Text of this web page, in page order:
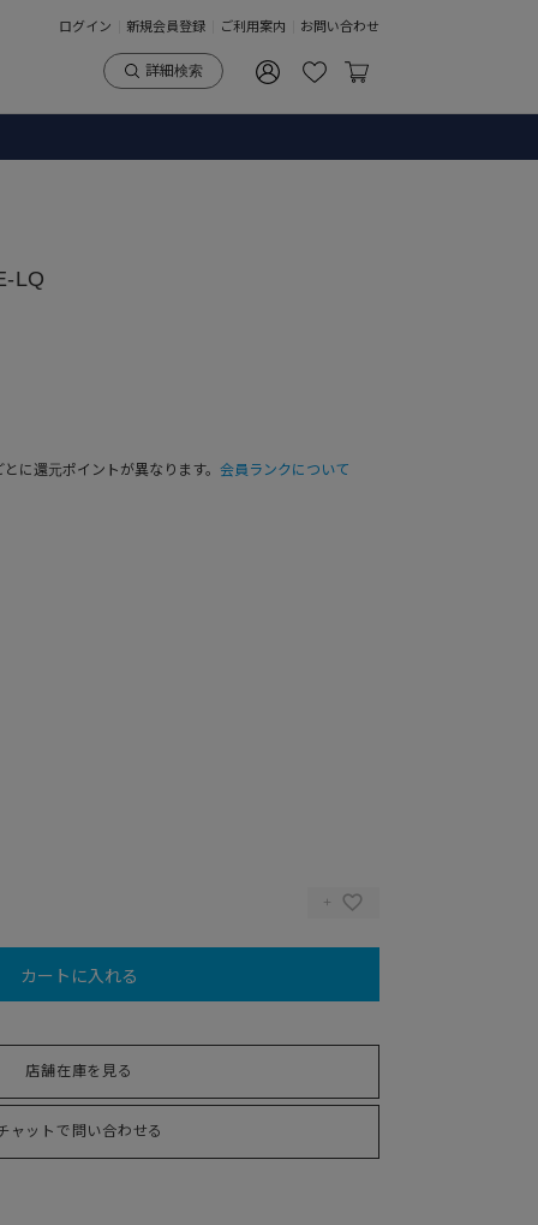
ログイン 新規会員登録 ご利用案内 お問い合わせ
詳細検索
LQ
に還元ポイントが異なります。 会員ランクについて
カートに入れる
店舗在庫を見る
ャットで問い合わせる